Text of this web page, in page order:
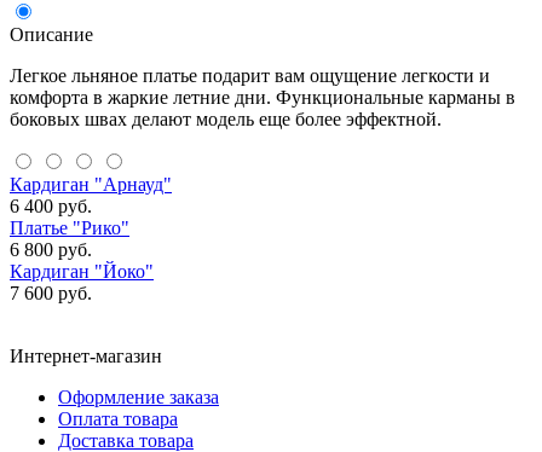
Описание
Легкое льняное платье подарит вам ощущение легкости и
комфорта в жаркие летние дни. Функциональные карманы в
боковых швах делают модель еще более эффектной.
Кардиган "Арнауд"
6 400 руб.
Платье "Рико"
6 800 руб.
Кардиган "Йоко"
7 600 руб.
Интернет-магазин
Оформление заказа
Оплата товара
Доставка товара